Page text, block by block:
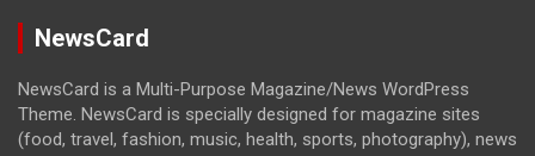
NewsCard
NewsCard is a Multi-Purpose Magazine/News WordPress
Theme. NewsCard is specially designed for magazine sites
(food, travel, fashion, music, health, sports, photography), news